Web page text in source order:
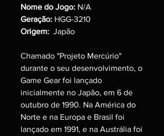
Nome do Jogo: N/A
Geração: HGG-3210
Origem: Japão
Chamado "Projeto Mercúrio"
durante o seu desenvolvimento, o
Game Gear foi lançado
inicialmente no Japão, em 6 de
outubro de 1990. Na América do
Norte e na Europa e Brasil foi
lançado em 1991, e na Austrália foi